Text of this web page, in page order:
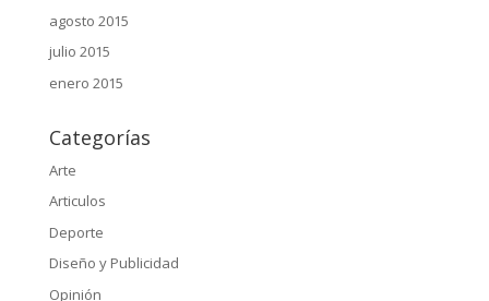
agosto 2015
julio 2015
enero 2015
Categorías
Arte
Articulos
Deporte
Diseño y Publicidad
Opinión